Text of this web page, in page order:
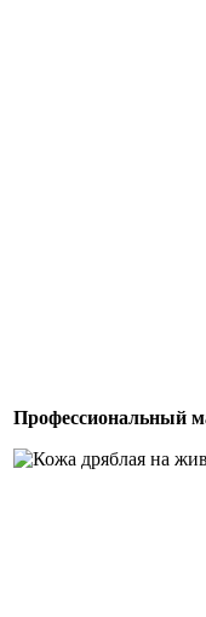
Профессиональный